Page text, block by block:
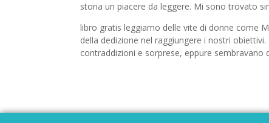
storia un piacere da leggere. Mi sono trovato
libro gratis leggiamo delle vite di donne come
della dedizione nel raggiungere i nostri
contraddizioni e sorprese, eppure sembravano